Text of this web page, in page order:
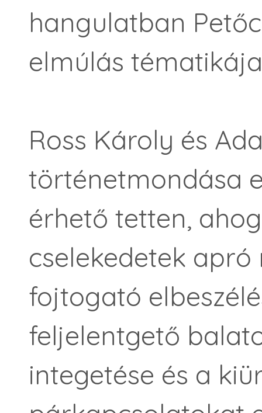
hangulatban
elmúlás
Ross Károly és
történetmondása
érhető tetten,
cselekedetek
fojtogató
feljelentgető
integetése és a